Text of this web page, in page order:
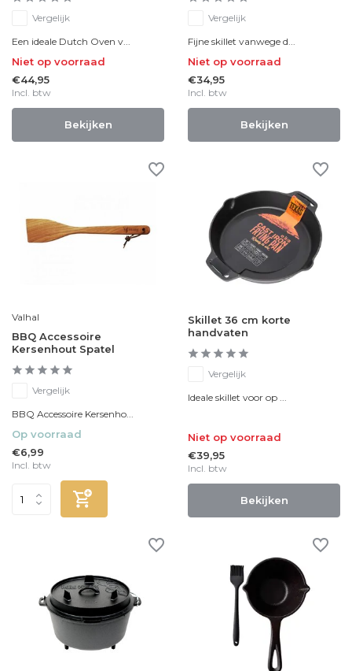
Vergelijk
Een ideale Dutch Oven v...
Niet op voorraad
€44,95
Incl. btw
Bekijken
Vergelijk
Fijne skillet vanwege d...
Niet op voorraad
€34,95
Incl. btw
Bekijken
Valhal
BBQ Accessoire
Kersenhout Spatel
Vergelijk
BBQ Accessoire Kersenho...
Op voorraad
€6,99
Incl. btw
Skillet 36 cm korte
handvaten
Vergelijk
Ideale skillet voor op ...
Niet op voorraad
€39,95
Incl. btw
Bekijken